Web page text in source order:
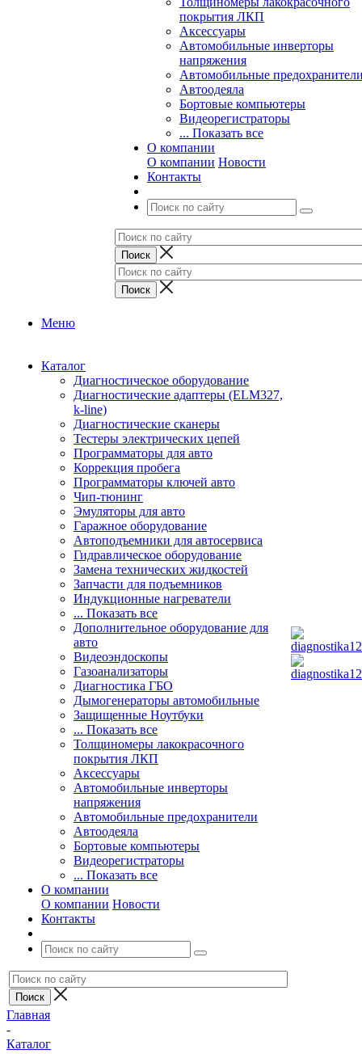
покрытия ЛКП
Аксессуары
Автомобильные инверторы
напряжения
Автомобильные
Автоодеяла
Бортовые компьютеры
Видеорегистраторы
... Показать все
О компании
О компании Новости
Контакты
Меню
Каталог
Диагностическое оборудование
Диагностические адаптеры (ELM327,
k-line)
Диагностические сканеры
Тестеры электрических цепей
Программаторы для авто
Коррекция пробега
Программаторы ключей авто
Чип-тюнинг
Эмуляторы для авто
Гаражное оборудование
Автоподъемники для автосервиса
Гидравлическое оборудование
Замена технических жидкостей
Запчасти для подъемников
Индукционные нагреватели
... Показать все
Дополнительное оборудование для
авто
Видеоэндоскопы
Газоанализаторы
Диагностика ГБО
Дымогенераторы автомобильные
Защищенные Ноутбуки
... Показать все
Толщиномеры лакокрасочного
покрытия ЛКП
Аксессуары
Автомобильные инверторы
напряжения
Автомобильные предохранители
Автоодеяла
Бортовые компьютеры
Видеорегистраторы
... Показать все
О компании
О компании Новости
Контакты
Главная
-
Каталог